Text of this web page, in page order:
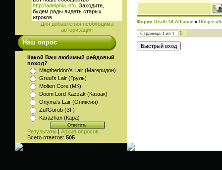
Для добавления необходима
авторизация
Наш опрос
Какой Ваш любимый рейдовый
поход?
Magtheridon's Lair (Магеридон)
Gruul's Lair (Груль)
Molten Core (МК)
Doom Lord Kazzak (Каззак)
Onyxia's Lair (Ониксия)
Zul'Gurub (ЗГ)
Karazhan (Кара)
Результаты | Архив опросов
Всего ответов: 505
Форум Death Of Alliance » Общее
Страница 1 из 1 1